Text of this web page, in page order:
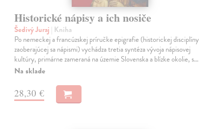
Historické nápisy a ich nosiče
Šedivý Juraj | Kniha
Po nemeckej a francúzskej príručke epigrafie (historickej disciplíny
zaoberajúcej sa nápismi) vychádza tretia syntéza vývoja nápisovej
kultúry, primárne zameraná na územie Slovenska a blízke okolie, s…
Na sklade
28,30 €